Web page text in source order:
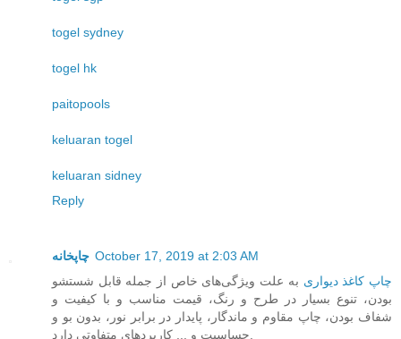
togel sydney
togel hk
paitopools
keluaran togel
keluaran sidney
Reply
چاپخانه October 17, 2019 at 2:03 AM
چاپ کاغذ دیواری به علت ویژگی‌های خاص از جمله قابل شستشو
بودن، تنوع بسیار در طرح و رنگ، قیمت مناسب و با کیفیت و
شفاف بودن، چاپ مقاوم و ماندگار، پایدار در برابر نور، بدون بو و